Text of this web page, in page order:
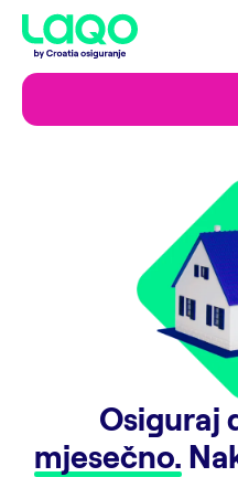
Osiguraj
mjesečno.